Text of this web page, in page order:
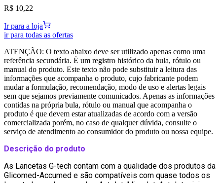
R$ 10,22
Ir para a loja
ir para todas as ofertas
ATENÇÃO: O texto abaixo deve ser utilizado apenas como uma
referência secundária. É um registro histórico da bula, rótulo ou
manual do produto. Este texto não pode substituir a leitura das
informações que acompanha o produto, cujo fabricante podem
mudar a formulação, recomendação, modo de uso e alertas legais
sem que sejamos previamente comunicados. Apenas as informações
contidas na própria bula, rótulo ou manual que acompanha o
produto é que devem estar atualizadas de acordo com a versão
comercializada porém, no caso de qualquer dúvida, consulte o
serviço de atendimento ao consumidor do produto ou nossa equipe.
Descrição do produto
As Lancetas G-tech contam com a qualidade dos produtos da
Glicomed-Accumed e são compatíveis com quase todos os